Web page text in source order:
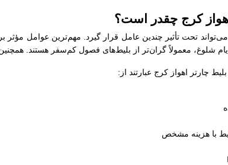
کرج چقدر است؟
می‌تواند تحت تأثیر چندین عامل قرار گیرد. مهم‌ترین عوامل
شلوغ، معمولاً گران‌تر از بلیط‌های فصول کم‌سفر هستند.
چارتر اهواز کرج عبارتند از:
با هزینه مشخص